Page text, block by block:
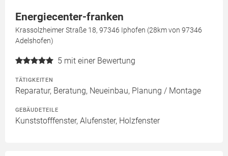
Energiecenter-franken
Krassolzheimer Straße 18, 97346 Iphofen (28km von 97346
Adelshofen)
5 mit einer Bewertung
TÄTIGKEITEN
Reparatur, Beratung, Neueinbau, Planung / Montage
GEBÄUDETEILE
Kunststofffenster, Alufenster, Holzfenster